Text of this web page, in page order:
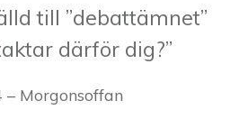
till ”debattämnet”
därför dig?”
– Morgonsoffan